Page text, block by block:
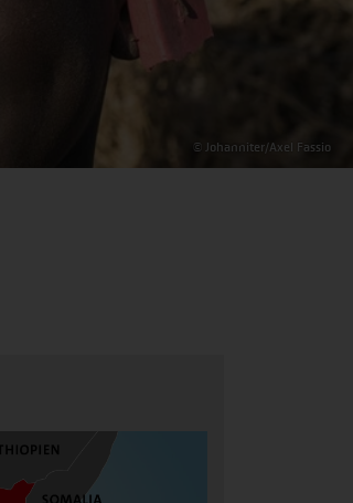
© Johanniter/Axel Fassio